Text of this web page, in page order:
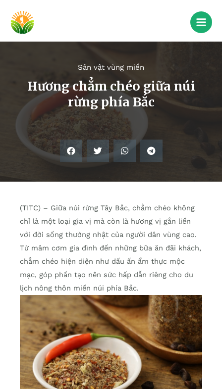
Sản vật vùng miền
Hương chẳm chéo giữa núi
rừng phía Bắc
(TITC) – Giữa núi rừng Tây Bắc, chẳm chéo không
chỉ là một loại gia vị mà còn là hương vị gắn liền
với đời sống thường nhật của người dân vùng cao.
Từ mâm cơm gia đình đến những bữa ăn đãi khách,
chẳm chéo hiện diện như dấu ấn ẩm thực mộc
mạc, góp phần tạo nên sức hấp dẫn riêng cho du
lịch nông thôn miền núi phía Bắc.